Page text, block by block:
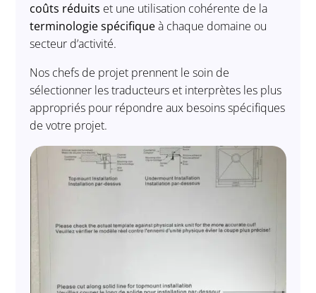
coûts réduits et une utilisation cohérente de la
terminologie spécifiqueà chaque domaine ou
secteur d’activité.
Nos chefs de projet prennent le soin de
sélectionner les traducteurs et interprètes les plus
appropriés pour répondre aux besoins spécifiques
de votre projet.